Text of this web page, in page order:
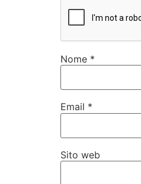
Nome *
Email *
Sito web